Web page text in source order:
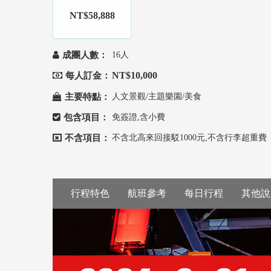
NT$58,888
成團人數： 16人
每人訂金： NT$10,000
主要特點： 人文景觀/主題樂園/美食
包含項目： 免簽證,含小費
不含項目： 不含北高來回接駁1000元,不含行李超重費
行程特色 航班參考 每日行程 其他